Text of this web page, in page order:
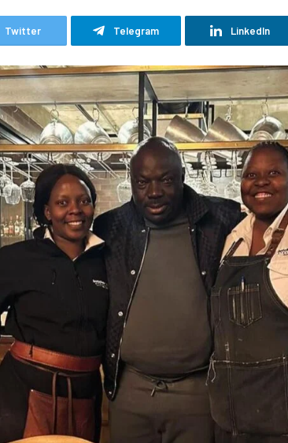
Twitter Telegram LinkedIn